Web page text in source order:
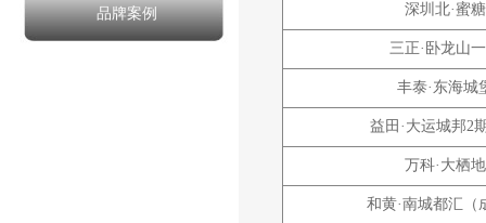
品牌案例 深圳北·蜜糖
三正·卧龙山
丰泰·东海城
益田·大运城邦2
万科·大栖地
和黄·南城都汇（